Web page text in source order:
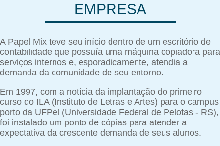
EMPRESA
A Papel Mix teve seu início dentro de um escritório de
contabilidade que possuía uma máquina copiadora para
serviços internos e, esporadicamente, atendia a
demanda da comunidade de seu entorno.
Em 1997, com a notícia da implantação do primeiro
curso do ILA (Instituto de Letras e Artes) para o campus
porto da UFPel (Universidade Federal de Pelotas - RS),
foi instalado um ponto de cópias para atender a
expectativa da crescente demanda de seus alunos.